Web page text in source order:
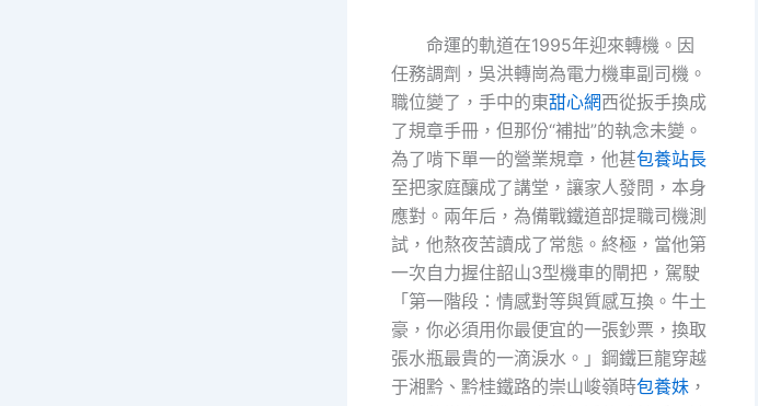
命運的軌道在1995年迎來轉機。因
任務調劑，吳洪轉崗為電力機車副司機。
職位變了，手中的東甜心網西從扳手換成
了規章手冊，但那份“補拙”的執念未變。
為了啃下單一的營業規章，他甚包養站長
至把家庭釀成了講堂，讓家人發問，本身
應對。兩年后，為備戰鐵道部提職司機測
試，他熬夜苦讀成了常態。終極，當他第
一次自力握住韶山3型機車的閘把，駕駛
「第一階段：情感對等與質感互換。牛土
豪，你必須用你最便宜的一張鈔票，換取
張水瓶最貴的一滴淚水。」鋼鐵巨龍穿越
于湘黔、黔桂鐵路的崇山峻嶺時包養妹 ，